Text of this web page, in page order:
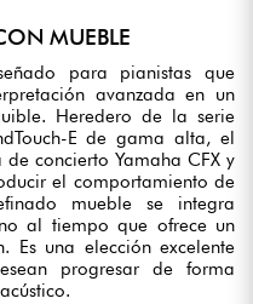
MUEBLE
para pianistas que
avanzada en un
Heredero de la serie
E de gama alta, el
concierto Yamaha CFX y
el comportamiento de
mueble se integra
al tiempo que ofrece un
Es una elección excelente
progresar de forma